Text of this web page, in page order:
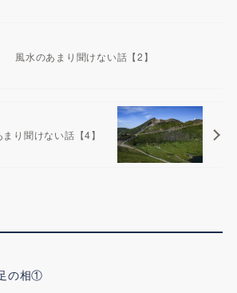
風水のあまり聞けない話【2】
り聞けない話【4】
の相①